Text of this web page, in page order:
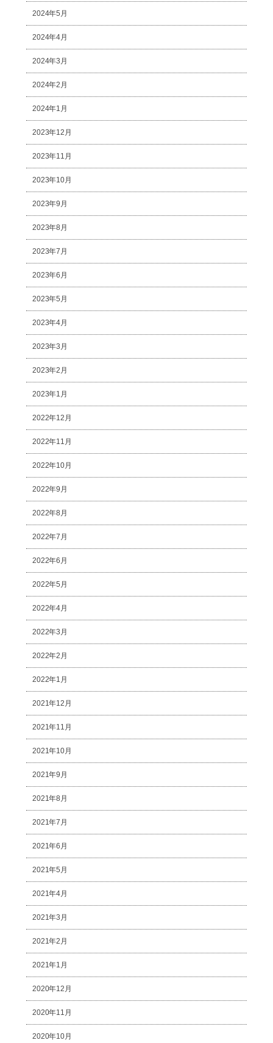
2024年5月
2024年4月
2024年3月
2024年2月
2024年1月
2023年12月
2023年11月
2023年10月
2023年9月
2023年8月
2023年7月
2023年6月
2023年5月
2023年4月
2023年3月
2023年2月
2023年1月
2022年12月
2022年11月
2022年10月
2022年9月
2022年8月
2022年7月
2022年6月
2022年5月
2022年4月
2022年3月
2022年2月
2022年1月
2021年12月
2021年11月
2021年10月
2021年9月
2021年8月
2021年7月
2021年6月
2021年5月
2021年4月
2021年3月
2021年2月
2021年1月
2020年12月
2020年11月
2020年10月